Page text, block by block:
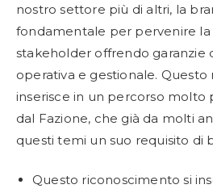
nostro settore più di altri, la
fondamentale per pervenire la
stakeholder offrendo garanzie
operativa e gestionale. Questo
inserisce in un percorso molto
dal Fazione, che già da molti
questi temi un suo requisito di
Questo riconoscimento si